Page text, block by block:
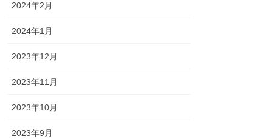
2024年2月
2024年1月
2023年12月
2023年11月
2023年10月
2023年9月